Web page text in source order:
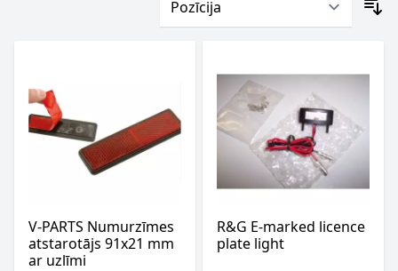
V-PARTS Numurzīmes
atstarotājs 91x21 mm
ar uzlīmi
R&G E-marked licence
plate light